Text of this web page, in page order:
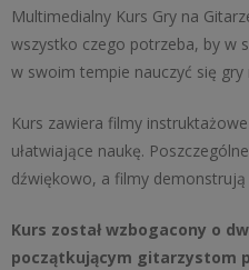
Multimedialny Kurs Gry na
wszystko czego potrzeba, by w
w swoim tempie nauczyć się gry
Kurs zawiera filmy
ułatwiające naukę.
dźwiękowo, a filmy
Kurs został wzbogacony o
początkującym gitarzystom